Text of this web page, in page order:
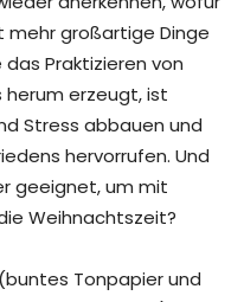
mehr großartige Dinge
das Praktizieren von
herum erzeugt, ist
Stress abbauen und
hervorrufen. Und
geeignet, um mit
Weihnachtszeit?
Tonpapier und